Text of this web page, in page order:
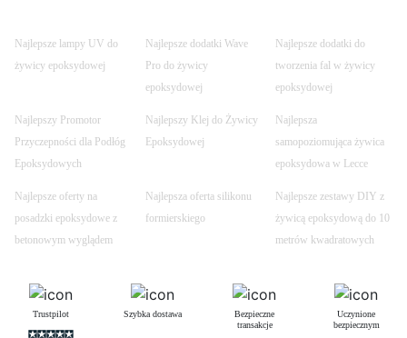
Najlepsze lampy UV do
żywicy epoksydowej
Najlepsze dodatki Wave
Pro do żywicy
epoksydowej
Najlepsze dodatki do
tworzenia fal w żywicy
epoksydowej
Najlepszy Promotor
Przyczepności dla Podłóg
Epoksydowych
Najlepszy Klej do Żywicy
Epoksydowej
Najlepsza
samopoziomująca żywica
epoksydowa w Lecce
Najlepsze oferty na
posadzki epoksydowe z
betonowym wyglądem
Najlepsza oferta silikonu
formierskiego
Najlepsze zestawy DIY z
żywicą epoksydową do 10
metrów kwadratowych
Trustpilot Szybka dostawa
Bezpieczne
transakcje
Uczynione
bezpiecznym